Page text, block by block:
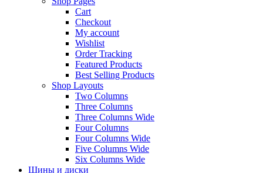
Cart
Checkout
My account
Wishlist
Order Tracking
Featured Products
Best Selling Products
Shop Layouts
Two Columns
Three Columns
Three Columns Wide
Four Columns
Four Columns Wide
Five Columns Wide
Six Columns Wide
Шины и диски